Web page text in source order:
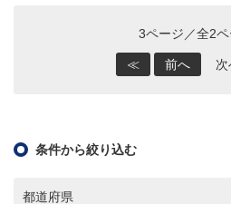
3ページ／全2ペ
≪ 前へ
条件から絞り込む
都道府県